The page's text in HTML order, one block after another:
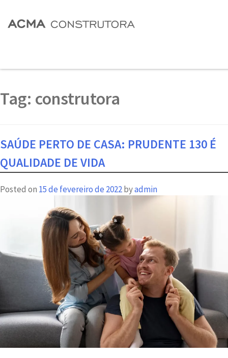
Tag: construtora
SAÚDE PERTO DE CASA: PRUDENTE 130 É
QUALIDADE DE VIDA
Posted on 15 de fevereiro de 2022byadmin